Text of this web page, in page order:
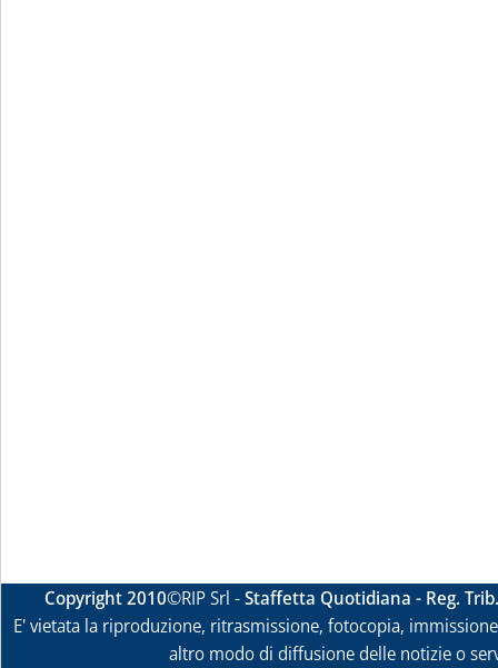
Copyright 2010©RIP Srl -Staffetta Quotidiana - Reg.
E' vietata la riproduzione, ritrasmissione, fotocopia,
altro modo di diffusione delle notizie o